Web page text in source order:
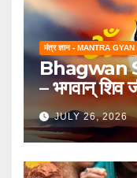
मंत्र ज्ञान - MANTRA GYAN
Bhagwan
– भगवान् शिव
JULY 26, 2026